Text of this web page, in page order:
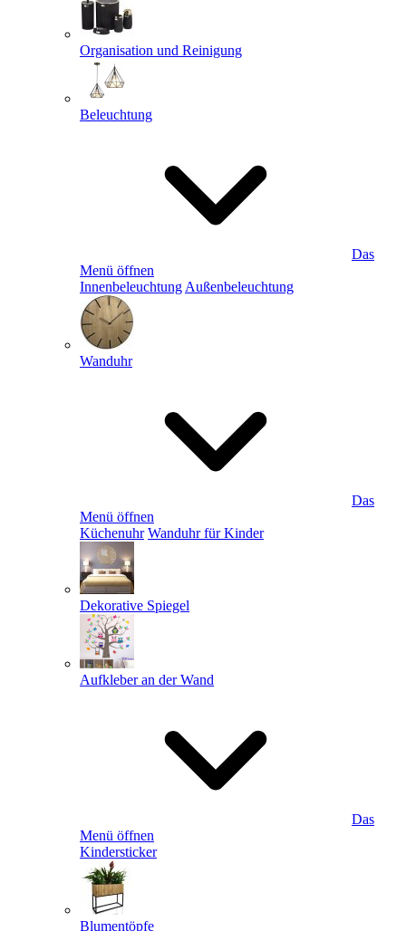
Organisation und Reinigung
Beleuchtung
Das
Menü öffnen
Innenbeleuchtung Außenbeleuchtung
Wanduhr
Das
Menü öffnen
Küchenuhr Wanduhr für Kinder
Dekorative Spiegel
Aufkleber an der Wand
Das
Menü öffnen
Kindersticker
Blumentöpfe